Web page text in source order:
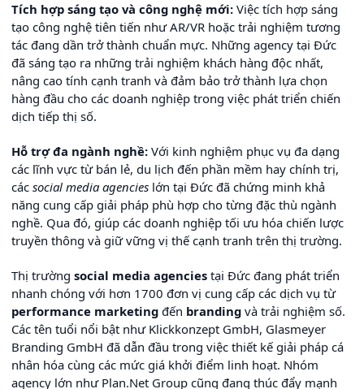
Tích hợp sáng tạo và công nghệ mới: Việc tích hợp sáng
tạo công nghệ tiên tiến như AR/VR hoặc trải nghiệm tương
tác đang dần trở thành chuẩn mực. Những agency tại Đức
đã sáng tạo ra những trải nghiệm khách hàng độc nhất,
nâng cao tính cạnh tranh và đảm bảo trở thành lựa chọn
hàng đầu cho các doanh nghiệp trong việc phát triển chiến
dịch tiếp thị số.
Hỗ trợ đa ngành nghề: Với kinh nghiệm phục vụ đa dạng
các lĩnh vực từ bán lẻ, du lịch đến phần mềm hay chính trị,
các social media agencies lớn tại Đức đã chứng minh khả
năng cung cấp giải pháp phù hợp cho từng đặc thù ngành
nghề. Qua đó, giúp các doanh nghiệp tối ưu hóa chiến lược
truyền thông và giữ vững vị thế cạnh tranh trên thị trường.
Thị trường social media agencies tại Đức đang phát triển
nhanh chóng với hơn 1700 đơn vị cung cấp các dịch vụ từ
performance marketing đến branding và trải nghiệm số.
Các tên tuổi nổi bật như Klickkonzept GmbH, Glasmeyer
Branding GmbH đã dẫn đầu trong việc thiết kế giải pháp cá
nhân hóa cùng các mức giá khởi điểm linh hoạt. Nhóm
agency lớn như Plan.Net Group cũng đang thúc đẩy mạnh